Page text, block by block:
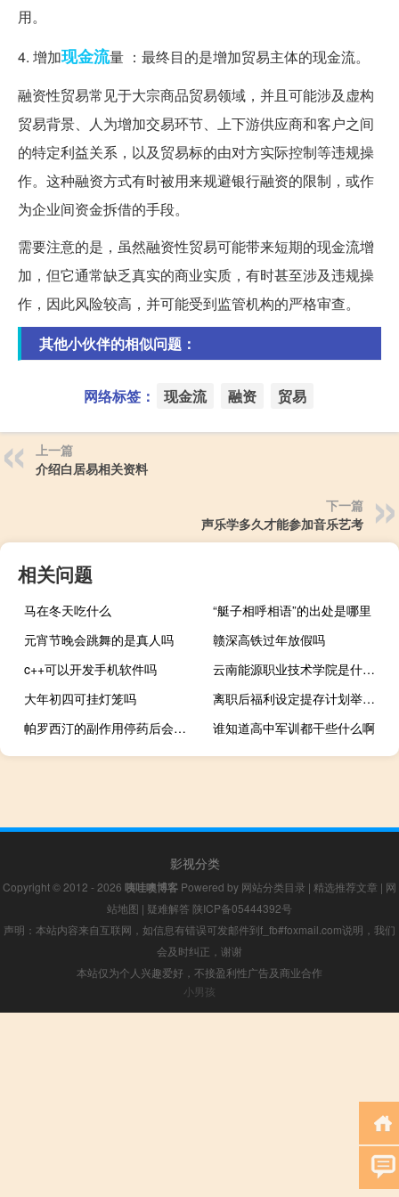
用。
4. 增加现金流量 ：最终目的是增加贸易主体的现金流。
融资性贸易常见于大宗商品贸易领域，并且可能涉及虚构
贸易背景、人为增加交易环节、上下游供应商和客户之间
的特定利益关系，以及贸易标的由对方实际控制等违规操
作。这种融资方式有时被用来规避银行融资的限制，或作
为企业间资金拆借的手段。
需要注意的是，虽然融资性贸易可能带来短期的现金流增
加，但它通常缺乏真实的商业实质，有时甚至涉及违规操
作，因此风险较高，并可能受到监管机构的严格审查。
其他小伙伴的相似问题：
网络标签： 现金流 融资 贸易
上一篇
介绍白居易相关资料
下一篇
声乐学多久才能参加音乐艺考
相关问题
马在冬天吃什么
“艇子相呼相语”的出处是哪里
元宵节晚会跳舞的是真人吗
赣深高铁过年放假吗
c++可以开发手机软件吗
云南能源职业技术学院是什么类别的学校
大年初四可挂灯笼吗
离职后福利设定提存计划举例（离职后福利 设定提存计划）
帕罗西汀的副作用停药后会好吗（帕罗西汀的副作用有哪些）
谁知道高中军训都干些什么啊
影视分类
Copyright © 2012 - 2026 咦哇噢博客 Powered by 网站分类目录 | 精选推荐文章 | 网
站地图 | 疑难解答 陕ICP备05444392号
声明：本站内容来自互联网，如信息有错误可发邮件到f_fb#foxmail.com说明，我们
会及时纠正，谢谢
本站仅为个人兴趣爱好，不接盈利性广告及商业合作
小男孩